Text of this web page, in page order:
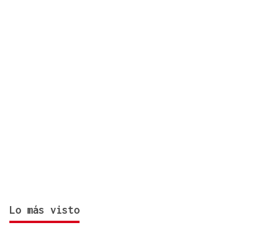
Lo más visto